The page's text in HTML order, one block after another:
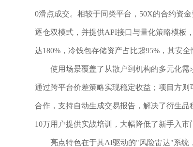
0滑点成交。相较于同类平台，50X的合约资
逐仓双模式，并提供API接口与量化策略模板
达180%，冷钱包存储资产占比超95%，其安
使用场景覆盖了从散户到机构的多元化
通过跨平台价差策略实现稳定收益；项目方
合作，支持自动生成交易报告，解决了衍生
10万用户提供实战培训，大幅降低了新手入市
亮点特色在于其AI驱动的"风险雷达"系统